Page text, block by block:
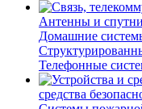
Антенны и
Домашние
Телефонные
средства